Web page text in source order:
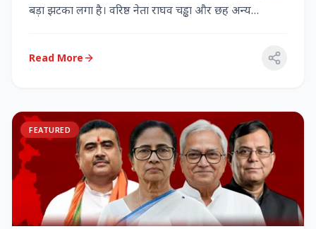
बड़ा झटका लगा है। वरिष्ठ नेता राघव चड्ढा और छह अन्य
Read More
FEATURED